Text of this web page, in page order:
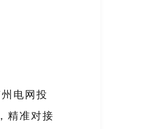
电网投
精准对接